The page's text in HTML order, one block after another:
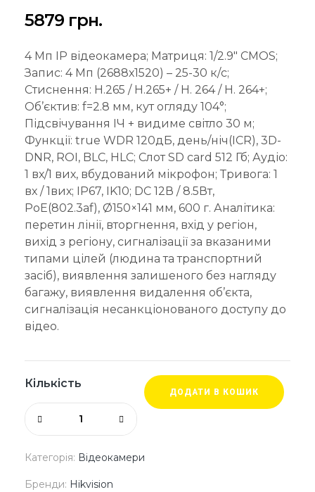
5879 грн.
4 Мп IP відеокамера; Матриця: 1/2.9″ CMOS;
Запис: 4 Мп (2688х1520) – 25-30 к/с;
Стиснення: H.265 / Н.265+ / H. 264 / H. 264+;
Об’єктив: f=2.8 мм, кут огляду 104°;
Підсвічування ІЧ + видиме світло 30 м;
Функції: true WDR 120дБ, день/ніч(ICR), 3D-
DNR, ROI, BLC, HLC; Слот SD card 512 Гб; Аудіо:
1 вх/1 вих, вбудований мікрофон; Тривога: 1
вх / 1вих; IP67, IK10; DC 12В / 8.5Вт,
PoE(802.3af), Ø150×141 мм, 600 г. Аналітика:
перетин лінії, вторгнення, вхід у регіон,
вихід з регіону, сигналізації за вказаними
типами цілей (людина та транспортний
засіб), виявлення залишеного без нагляду
багажу, виявлення видалення об’єкта,
сигналізація несанкціонованого доступу до
відео.
Кількість
ДОДАТИ В КОШИК
Категорія: Відеокамери
Бренди: Hikvision